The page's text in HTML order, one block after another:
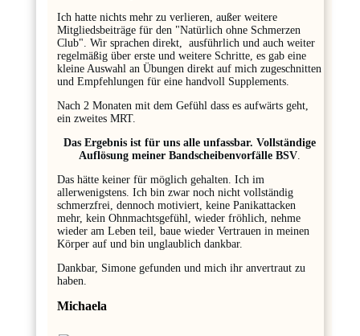
Ich hatte nichts mehr zu verlieren, außer weitere
Mitgliedsbeiträge für den "Natürlich ohne Schmerzen
Club". Wir sprachen direkt, ausführlich und auch weiter
regelmäßig über erste und weitere Schritte, es gab eine
kleine Auswahl an Übungen direkt auf mich zugeschnitten
und Empfehlungen für eine handvoll Supplements.
Nach 2 Monaten mit dem Gefühl dass es aufwärts geht,
ein zweites MRT.
Das Ergebnis ist für uns alle unfassbar. Vollständige
Auflösung meiner Bandscheibenvorfälle BSV
Das hätte keiner für möglich gehalten. Ich im
allerwenigstens. Ich bin zwar noch nicht vollständig
schmerzfrei, dennoch motiviert, keine Panikattacken
mehr, kein Ohnmachtsgefühl, wieder fröhlich, nehme
wieder am Leben teil, baue wieder Vertrauen in meinen
Körper auf und bin unglaublich dankbar.
Dankbar, Simone gefunden und mich ihr anvertraut zu
haben.
Michaela